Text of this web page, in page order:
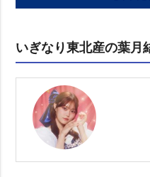
いぎなり東北産の葉月